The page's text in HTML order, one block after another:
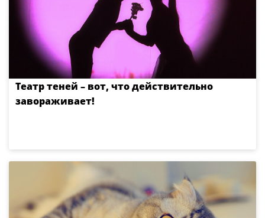
Театр теней – вот, что действительно
завораживает!